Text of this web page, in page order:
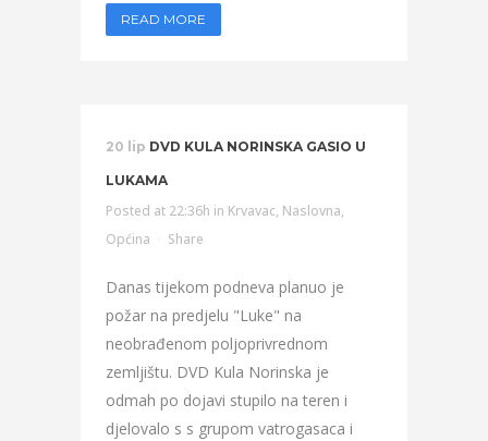
READ MORE
20 lip DVD KULA NORINSKA GASIO U
LUKAMA
Posted at 22:36h in Krvavac, Naslovna,
Općina
Share
Danas tijekom podneva planuo je
požar na predjelu "Luke" na
neobrađenom poljoprivrednom
zemljištu. DVD Kula Norinska je
odmah po dojavi stupilo na teren i
djelovalo s s grupom vatrogasaca i